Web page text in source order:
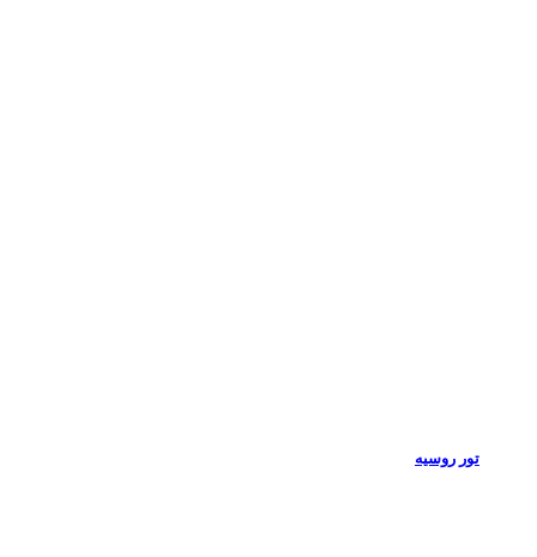
تور روسیه